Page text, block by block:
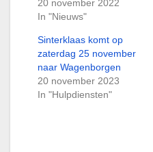
20 november 2022
In "Nieuws"
Sinterklaas komt op
zaterdag 25 november
naar Wagenborgen
20 november 2023
In "Hulpdiensten"